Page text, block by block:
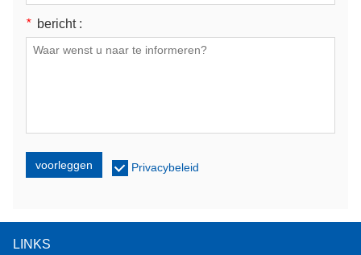
* bericht :
voorleggen Privacybeleid
LINKS